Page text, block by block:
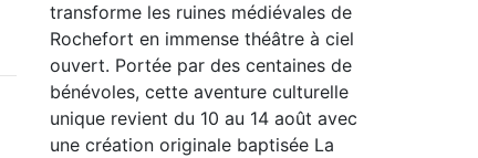
transforme les ruines médiévales de
Rochefort en immense théâtre à ciel
ouvert. Portée par des centaines de
bénévoles, cette aventure culturelle
unique revient du 10 au 14 août avec
une création originale baptisée La